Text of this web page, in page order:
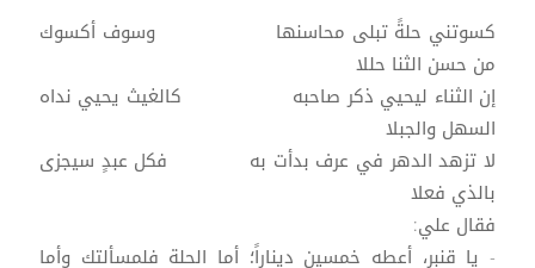
كسوتني حلةً تبلى محاسنها وسوف أكسوك
من حسن الثنا حللا
إن الثناء ليحيي ذكر صاحبه كالغيث يحيي نداه
السهل والجبلا
لا تزهد الدهر في عرف بدأت به فكل عبدٍ سيجزى
بالذي فعلا
فقال علي:
- يا قنبر، أعطه خمسين ديناراً؛ أما الحلة فلمسألتك وأما